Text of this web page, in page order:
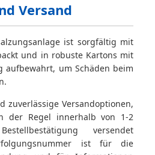
Versand
ist sorgfältig mit
und in robuste Kartons mit
aufbewahrt, um Schäden beim
zuverlässige Versandoptionen,
der Regel innerhalb von 1-2
versendet
ist für die